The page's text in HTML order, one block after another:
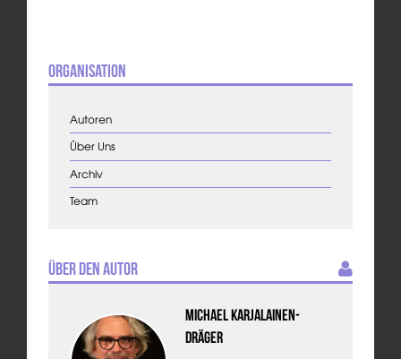
Organisation
Autoren
Über Uns
Archiv
Team
Über den Autor
Michael Karjalainen-
Dräger